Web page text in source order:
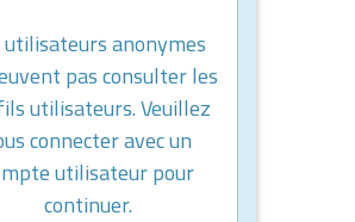
utilisateurs anonymes
pas consulter les
utilisateurs. Veuillez
connecter avec un
utilisateur pour
continuer.